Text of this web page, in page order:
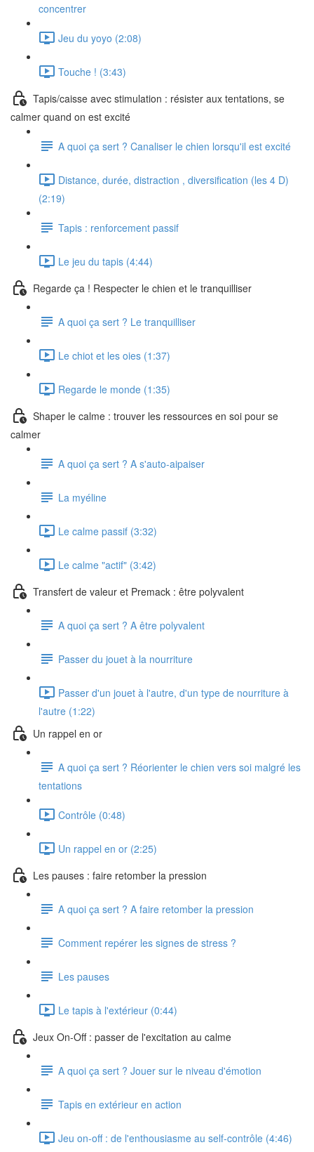
concentrer
Jeu du yoyo (2:08)
Touche ! (3:43)
Tapis/caisse avec stimulation : résister aux tentations, se
calmer quand on est excité
A quoi ça sert ? Canaliser le chien lorsqu'il est excité
Distance, durée, distraction , diversification (les 4 D)
(2:19)
Tapis : renforcement passif
Le jeu du tapis (4:44)
Regarde ça ! Respecter le chien et le tranquilliser
A quoi ça sert ? Le tranquilliser
Le chiot et les oies (1:37)
Regarde le monde (1:35)
Shaper le calme : trouver les ressources en soi pour se
calmer
A quoi ça sert ? A s'auto-aipaiser
La myéline
Le calme passif (3:32)
Le calme "actif" (3:42)
Transfert de valeur et Premack : être polyvalent
A quoi ça sert ? A être polyvalent
Passer du jouet à la nourriture
Passer d'un jouet à l'autre, d'un type de nourriture à
l'autre (1:22)
Un rappel en or
A quoi ça sert ? Réorienter le chien vers soi malgré les
tentations
Contrôle (0:48)
Un rappel en or (2:25)
Les pauses : faire retomber la pression
A quoi ça sert ? A faire retomber la pression
Comment repérer les signes de stress ?
Les pauses
Le tapis à l'extérieur (0:44)
Jeux On-Off : passer de l'excitation au calme
A quoi ça sert ? Jouer sur le niveau d'émotion
Tapis en extérieur en action
Jeu on-off : de l'enthousiasme au self-contrôle (4:46)